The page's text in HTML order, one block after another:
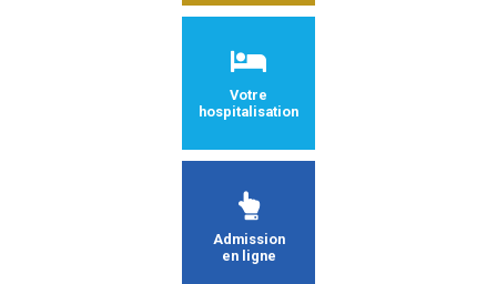
Votre
hospitalisation
Admission
en ligne